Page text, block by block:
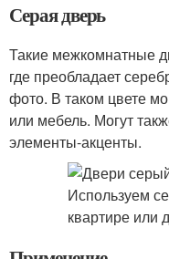
Серая дверь
Такие межкомнатные
где преобладает
фото. В таком цвете
или мебель. Могут
элементы-акценты.